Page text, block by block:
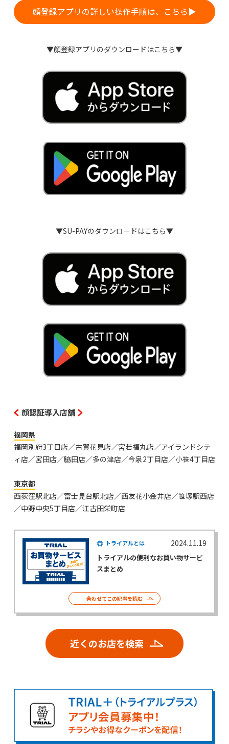
顔登録アプリの詳しい操作手順は、こちら▶
▼顔登録アプリのダウンロードはこちら▼
▼SU-PAYのダウンロードはこちら▼
顔認証導入店舗
福岡県
福岡別府3丁目店／古賀花見店／宮若福丸店／アイランドシテ
ィ店／宮田店／脇田店／多の津店／今泉2丁目店／小笹4丁目店
東京都
西荻窪駅北店／富士見台駅北店／西友花小金井店／笹塚駅西店
／中野中央5丁目店／江古田栄町店
トライアルとは 2024.11.19
トライアルの便利なお買い物サービ
スまとめ
合わせてこの記事を読む
近くのお店を検索